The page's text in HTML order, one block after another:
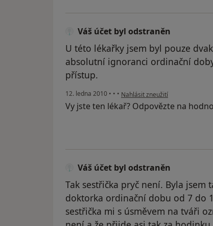
Váš účet byl odstraněn
U této lékařky jsem byl pouze
absolutní ignoranci ordinační
přístup.
12. ledna 2010 • • • podle názoru uživatele Váš účet
Nahlásit zneužití
Vy jste ten lékař? Odpovězte na
Váš účet byl odstraněn
Tak sestřička pryč není. Byla
doktorka ordinační dobu od 7 do
sestřička mi s úsměvem na tváři